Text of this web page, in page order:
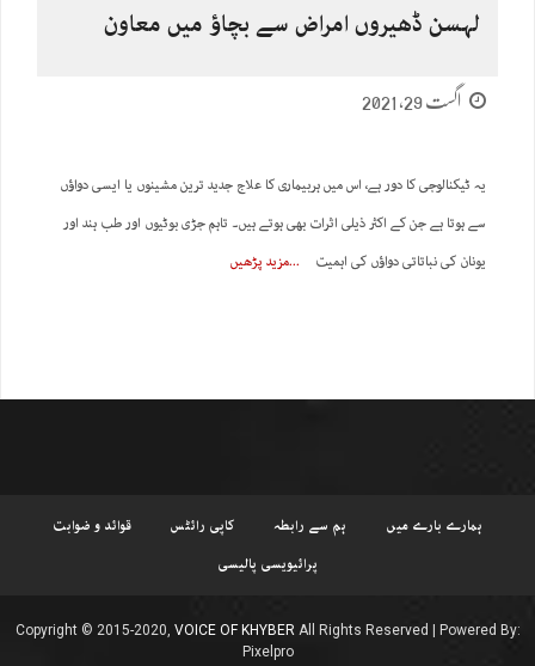
لہسن ڈھیروں امراض سے بچاؤ میں معاون
اگست 29, 2021
یہ ٹیکنالوجی کا دور ہے، اس میں ہربیماری کا علاج جدید ترین مشینوں یا ایسی دواؤں
سے ہوتا ہے جن کے اکثر ذیلی اثرات بھی ہوتے ہیں۔ تاہم جڑی بوٹیوں اور طب ہند اور
یونان کی نباتاتی دواؤں کی اہمیت
مزید پڑھیں
ہمارے بارے میں ہم سے رابطہ کاپی رائٹس
قوائد و ضوابت
پرائیویسی پالیسی
Copyright © 2015-2020, VOICE OF KHYBERAll Rights Reserved | Powered By:
Pixelpro